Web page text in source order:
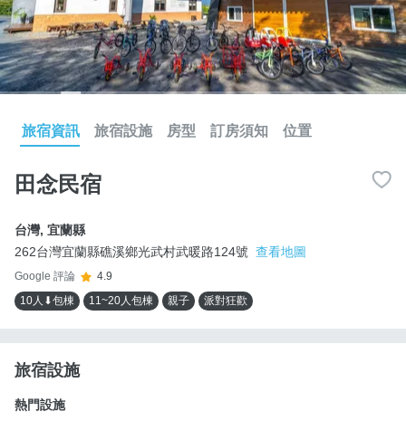
旅宿資訊 旅宿設施 房型 訂房須知 位置
田念民宿
台灣, 宜蘭縣
262台灣宜蘭縣礁溪鄉光武村武暖路124號 查看地圖
Google 評論
4.9
10人⬇包棟
11~20人包棟 親子 派對狂歡
旅宿設施
熱門設施